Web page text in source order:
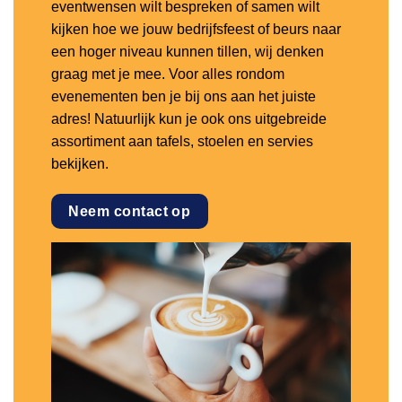
eventwensen wilt bespreken of samen wilt
kijken hoe we jouw bedrijfsfeest of beurs naar
een hoger niveau kunnen tillen, wij denken
graag met je mee. Voor alles rondom
evenementen ben je bij ons aan het juiste
adres! Natuurlijk kun je ook ons uitgebreide
assortiment aan tafels, stoelen en servies
bekijken.
Neem contact op